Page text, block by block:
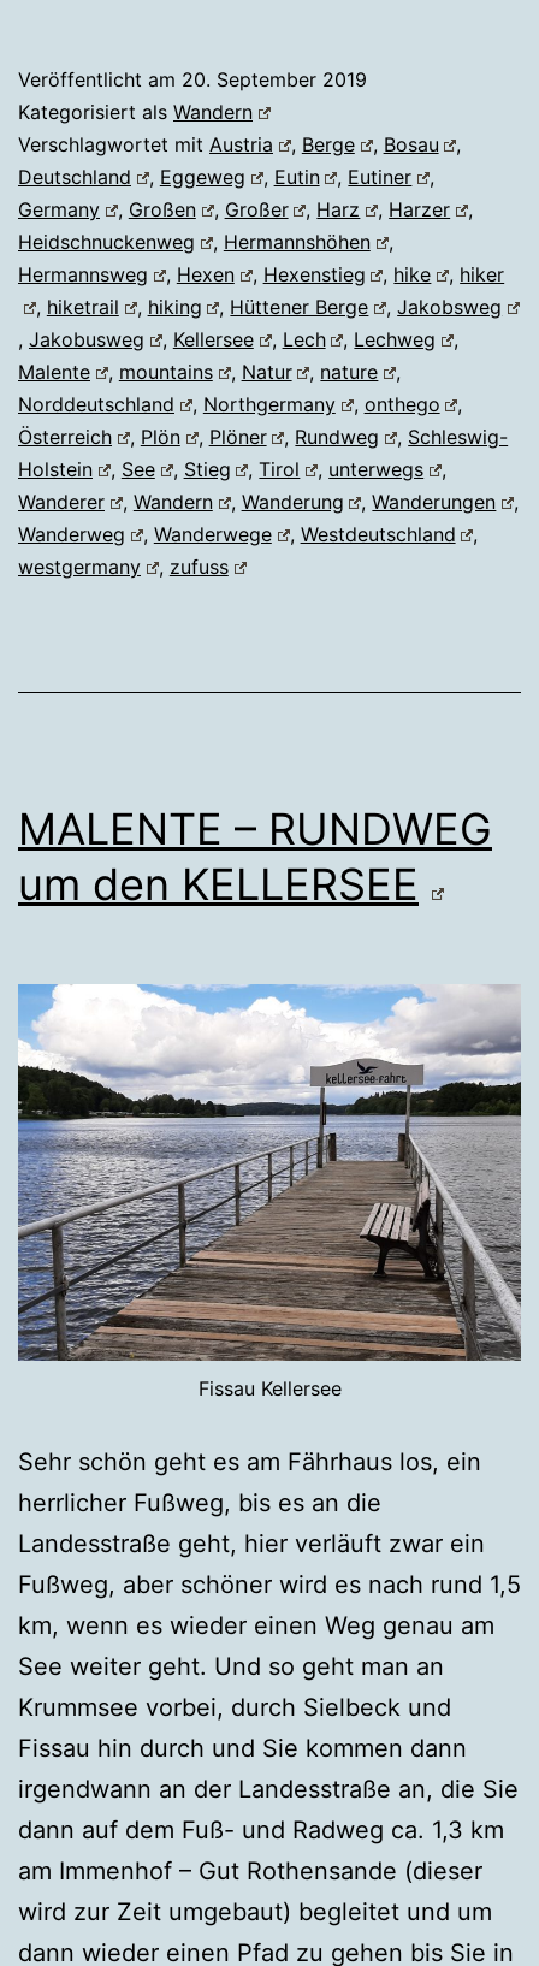
Veröffentlicht am 20. September 2019
Kategorisiert als Wandern
Verschlagwortet mit Austria , Berge , Bosau
,
Deutschland
, Eggeweg , Eutin , Eutiner
,
Germany
, Großen , Großer , Harz , Harzer
,
Heidschnuckenweg
, Hermannshöhen
,
Hermannsweg
, Hexen , Hexenstieg , hike , hiker
, hiketrail , hiking , Hüttener Berge ,Jakobsweg
, Jakobusweg , Kellersee , Lech , Lechweg
,
Malente
, mountains , Natur , nature
,
Norddeutschland
, Northgermany , onthego
,
Österreich
, Plön , Plöner , Rundweg , Schleswig-
Holstein
, See , Stieg ,Tirol , unterwegs
,
Wanderer
, Wandern , Wanderung ,Wanderungen
,
Wanderweg
, Wanderwege , Westdeutschland
,
westgermany
, zufuss
MALENTE – RUNDWEG
um den KELLERSEE
Fissau Kellersee
Sehr schön geht es am Fährhaus los, ein
herrlicher Fußweg, bis es an die
Landesstraße geht, hier verläuft zwar ein
Fußweg, aber schöner wird es nach rund 1,5
km, wenn es wieder einen Weg genau am
See weiter geht. Und so geht man an
Krummsee vorbei, durch Sielbeck und
Fissau hin durch und Sie kommen dann
irgendwann an der Landesstraße an, die Sie
dann auf dem Fuß- und Radweg ca. 1,3 km
am Immenhof – Gut Rothensande (dieser
wird zur Zeit umgebaut) begleitet und um
dann wieder einen Pfad zu gehen bis Sie in